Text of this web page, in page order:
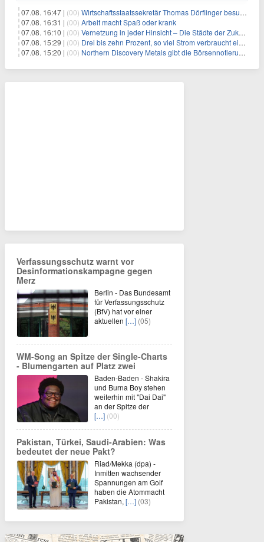
07.08. 16:47 | (00) Wirtschaftsstaatssekretär Thomas Dörflinger besucht Handwerksbetrieb im Kammerbezirk Freiburg
07.08. 16:31 | (00) Arbeit macht Spaß oder krank
07.08. 16:10 | (00) Vernetzung in jeder Hinsicht – Die Städte der Zukunft sind grün-blau
07.08. 15:29 | (00) Drei bis zehn Prozent, so viel Strom verbraucht ein Aufzug im Gebäude
07.08. 15:20 | (00) Northern Discovery Metals gibt die Börsennotierung an der Frankfurter Wertpapierbörse bekannt
Verfassungsschutz warnt vor
Desinformationskampagne gegen
Merz
Berlin - Das Bundesamt
für Verfassungsschutz
(BfV) hat vor einer
aktuellen […] (05)
WM-Song an Spitze der Single-Charts
- Blumengarten auf Platz zwei
Baden-Baden - Shakira
und Burna Boy stehen
weiterhin mit "Dai Dai"
an der Spitze der
[…] (00)
Pakistan, Türkei, Saudi-Arabien: Was
bedeutet der neue Pakt?
Riad/Mekka (dpa) -
Inmitten wachsender
Spannungen am Golf
haben die Atommacht
Pakistan, […] (03)